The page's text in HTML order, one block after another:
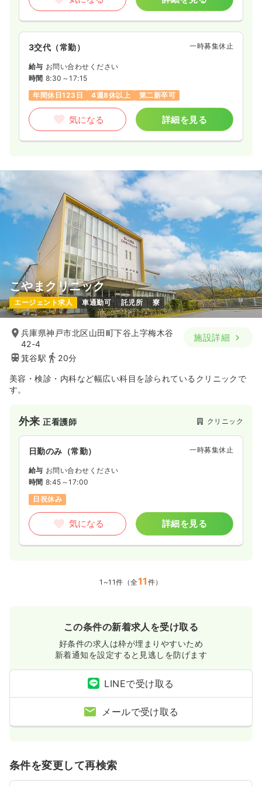
気になる 詳細を見る
オペ室(手術室)
3交代（常勤） 一時募集休止
給与 25.5〜30.0万円/月 賞与2回
※一例
年間休日123日
月給30万円以上可
気になる
3交代（常勤） 一時募集休止
給与 お問い合わせください
時間 8:30～17:15
年間休日123日
4週8休以上 第二新卒可
気になる 詳細を見る
こやまクリニック
エージェント求人 車通勤可 託児所 寮
兵庫県神戸市北区山田町下谷上字梅木谷
42-4
箕谷駅
20分
施設詳細
美容・検診・内科など幅広い科目を診られているクリニックで
す。
外来正看護師 クリニック
日勤のみ（常勤） 一時募集休止
給与 お問い合わせください
時間 8:45～17:00
日祝休み
気になる 詳細を見る
1~11件（全11 件）
この条件の新着求人を受け取る
好条件の求人は枠が埋まりやすいため
新着通知を設定すると見逃しを防げます
LINEで受け取る
メールで受け取る
条件を変更して再検索